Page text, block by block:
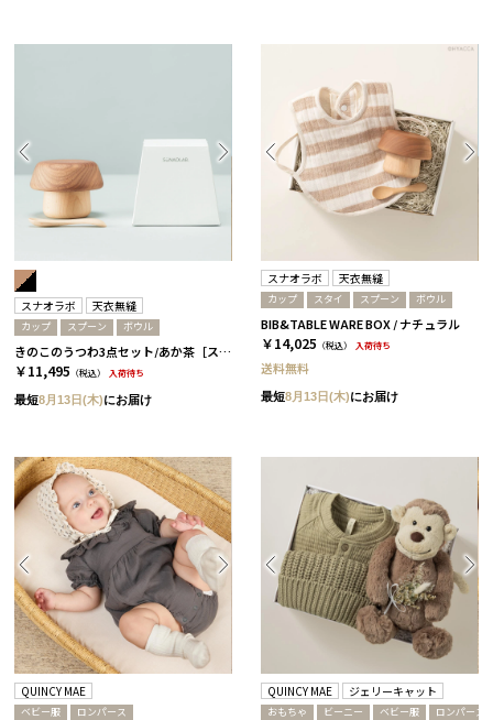
スナオラボ 天衣無縫
カップ スプーン ボウル
きのこのうつわ3点セット/あか茶［スナオラボ］
￥11,495 （税込） 入荷待ち
最短8月13日(木)にお届け
スナオラボ 天衣無縫
カップ スタイ スプーン ボウル
BIB&TABLE WARE BOX / ナチュラル
￥14,025 （税込） 入荷待ち
送料無料
最短8月13日(木)にお届け
QUINCY MAE
ベビー服 ロンパース
QUINCY MAE ジェリーキャット
おもちゃ ビーニー ベビー服 ロンパース